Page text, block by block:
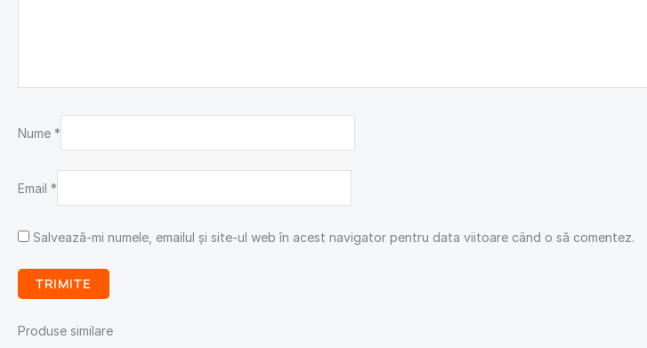
Nume *
Email *
Salvează-mi numele, emailul și site-ul web în acest navigator pentru data viitoare când o să comentez.
Produse similare